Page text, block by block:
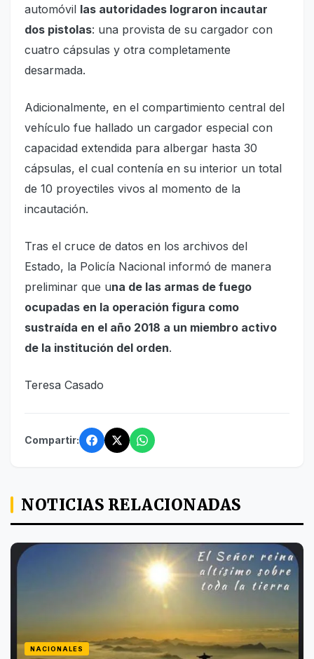
automóvil las autoridades lograron incautar
dos pistolas: una provista de su cargador con
cuatro cápsulas y otra completamente
desarmada.
Adicionalmente, en el compartimiento central del
vehículo fue hallado un cargador especial con
capacidad extendida para albergar hasta 30
cápsulas, el cual contenía en su interior un total
de 10 proyectiles vivos al momento de la
incautación.
Tras el cruce de datos en los archivos del
Estado, la Policía Nacional informó de manera
preliminar que una de las armas de fuego
ocupadas en la operación figura como
sustraída en el año 2018 a un miembro activo
de la institución del orden.
Teresa Casado
Compartir:
NOTICIAS RELACIONADAS
NACIONALES